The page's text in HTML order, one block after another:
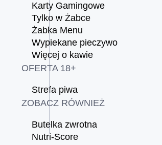
Karty Gamingowe
Tylko w Żabce
Żabka Menu
Wypiekane pieczywo
Więcej o kawie
OFERTA 18+
Strefa piwa
ZOBACZ RÓWNIEŻ
Butelka zwrotna
Nutri-Score